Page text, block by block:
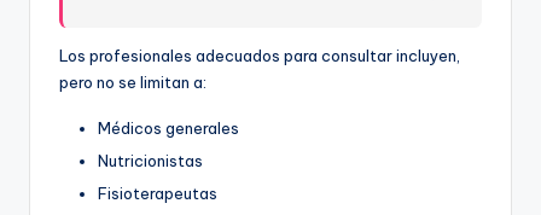
Los profesionales adecuados para consultar incluyen,
pero no se limitan a:
Médicos generales
Nutricionistas
Fisioterapeutas